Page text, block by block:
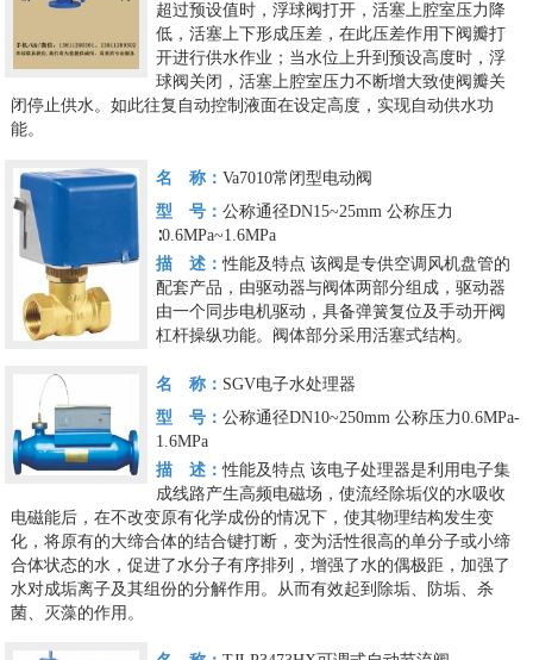
超过预设值时，浮球阀打开，活塞上腔室压力降
低，活塞上下形成压差，在此压差作用下阀瓣打
开进行供水作业；当水位上升到预设高度时，浮
球阀关闭，活塞上腔室压力不断增大致使阀瓣关
闭停止供水。如此往复自动控制液面在设定高度，实现自动供水功
能。
名 称：Va7010常闭型电动阀
型 号：公称通径DN15~25mm 公称压力
∶0.6MPa~1.6MPa
描 述：性能及特点该阀是专供空调风机盘管的
配套产品，由驱动器与阀体两部分组成，驱动器
由一个同步电机驱动，具备弹簧复位及手动开阀
杠杆操纵功能。阀体部分采用活塞式结构。
名 称： SGV电子水处理器
型 号：公称通径DN10~250mm 公称压力0.6MPa-
1.6MPa
描 述：性能及特点该电子处理器是利用电子集
成线路产生高频电磁场，使流经除垢仪的水吸收
电磁能后，在不改变原有化学成份的情况下，使其物理结构发生变
化，将原有的大缔合体的结合键打断，变为活性很高的单分子或小缔
合体状态的水，促进了水分子有序排列，增强了水的偶极距，加强了
水对成垢离子及其组份的分解作用。从而有效起到除垢、防垢、杀
菌、灭藻的作用。